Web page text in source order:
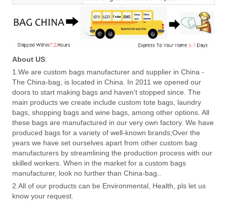
About US:
1.We are custom bags manufacturer and supplier in China -
The China-bag, is located in China. In 2011 we opened our
doors to start making bags and haven't stopped since. The
main products we create include custom tote bags, laundry
bags, shopping bags and wine bags, among other options. All
these bags are manufactured in our very own factory. We have
produced bags for a variety of well-known brands;Over the
years we have set ourselves apart from other custom bag
manufacturers by streamlining the production process with our
skilled workers. When in the market for a custom bags
manufacturer, look no further than China-bag..
2.All of our products can be Environmental, Health, pls let us
know your request.